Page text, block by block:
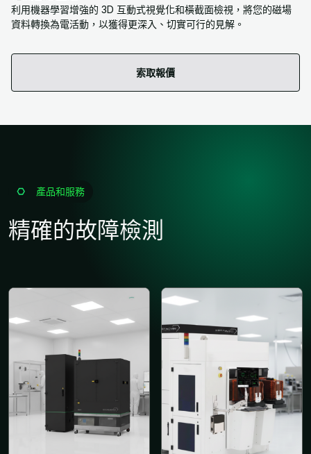
利用機器學習增強的 3D 互動式視覺化和橫截面檢視，將您的磁場
資料轉換為電活動，以獲得更深入、切實可行的見解。
索取報價
產品和服務
精確的故障檢測